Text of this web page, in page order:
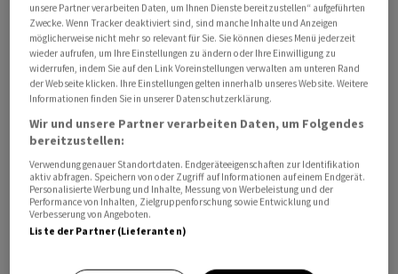
Das vergangene Quartal zeigt nun, wie sehr Amazon das
Kerngeschäft Online-Handel stabilisieren konnte, vor
allem im Heimatmarkt. Die Erlöse der Handelsplattform
in Nordamerika stiegen um elf Prozent auf 74,4
Milliarden Dollar. Das operative Ergebnis erreichte 3,2
Milliarden Dollar - nach roten Zahlen von 627 Millionen
Dollar im Vorjahresquartal. Das internationale Geschäft
konnte den operativen Verlust mit einem Minus von 895
Millionen Dollar nahezu halbieren.
unsere Partner verarbeiten Daten, um Ihnen Dienste bereitzustellen“ aufgeführten
Zwecke. Wenn Tracker deaktiviert sind, sind manche Inhalte und Anzeigen
möglicherweise nicht mehr so relevant für Sie. Sie können dieses Menü jederzeit
wieder aufrufen, um Ihre Einstellungen zu ändern oder Ihre Einwilligung zu
widerrufen, indem Sie auf den Link Voreinstellungen verwalten am unteren Rand
der Webseite klicken. Ihre Einstellungen gelten innerhalb unseres Website. Weitere
Informationen finden Sie in unserer Datenschutzerklärung.
Wir und unsere Partner verarbeiten Daten, um Folgendes
bereitzustellen:
Verwendung genauer Standortdaten. Endgeräteeigenschaften zur Identifikation
aktiv abfragen. Speichern von oder Zugriff auf Informationen auf einem Endgerät.
Personalisierte Werbung und Inhalte, Messung von Werbeleistung und der
Performance von Inhalten, Zielgruppenforschung sowie Entwicklung und
Verbesserung von Angeboten.
Liste der Partner (Lieferanten)